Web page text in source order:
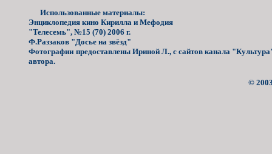
Использованные материалы:
Энциклопедия кино Кирилла и Мефодия
"Телесемь", №15 (70) 2006 г.
Ф.Раззаков "Досье на звёзд"
Фотографии предоставлены Ириной Л., с сайтов канала
автора.
©